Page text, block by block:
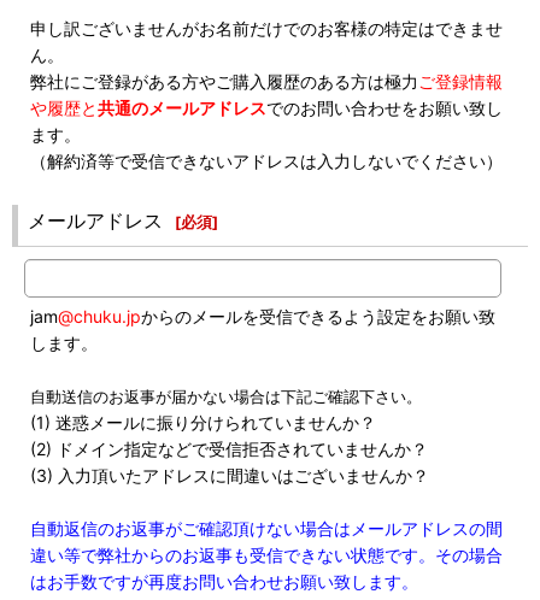
申し訳ございませんがお名前だけでのお客様の特定はできませ
ん。
弊社にご登録がある方やご購入履歴のある方は極力 ご登録情報
や履歴と共通のメールアドレスでのお問い合わせをお願い致し
ます。
（解約済等で受信できないアドレスは入力しないでください）
メールアドレス [必須]
jam@chuku.jpからのメールを受信できるよう設定をお願い致
します。
自動送信のお返事が届かない場合は下記ご確認下さい。
(1) 迷惑メールに振り分けられていませんか？
(2) ドメイン指定などで受信拒否されていませんか？
(3) 入力頂いたアドレスに間違いはございませんか？
自動返信のお返事がご確認頂けない場合はメールアドレスの間
違い等で弊社からのお返事も受信できない状態です。その場合
はお手数ですが再度お問い合わせお願い致します。